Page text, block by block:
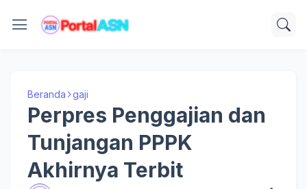
Beranda gaji
Perpres Penggajian dan
Tunjangan PPPK
Akhirnya Terbit